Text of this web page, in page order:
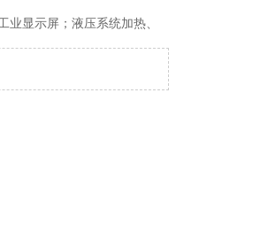
显示屏；液压系统加热、